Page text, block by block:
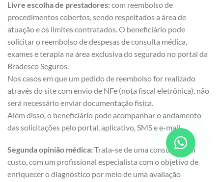
Livre escolha de prestadores:com reembolso de
procedimentos cobertos, sendo respeitados a área de
atuação e os limites contratados. O beneficiário pode
solicitar o reembolso de despesas de consulta médica,
exames e terapia na área exclusiva do segurado no portal da
Bradesco Seguros.
Nos casos em que um pedido de reembolso for realizado
através do site com envio de NFe (nota fiscal eletrônica), não
será necessário enviar documentação fisica.
Além disso, o beneficiário pode acompanhar o andamento
das solicitações pelo portal, aplicativo, SMS e e-mail.
Segunda opinião médica:Trata-se de uma consulta, sem
custo, com um profissional especialista com o objetivo de
enriquecer o diagnóstico por meio de uma avaliação